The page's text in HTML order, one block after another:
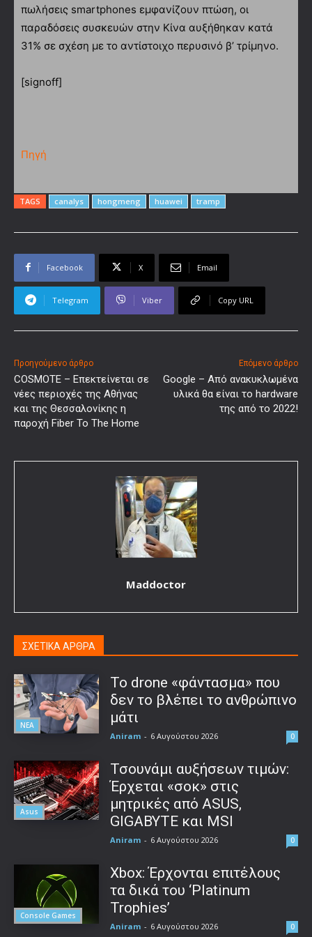
πωλήσεις smartphones εμφανίζουν πτώση, οι
παραδόσεις συσκευών στην Κίνα αυξήθηκαν κατά
31% σε σχέση με το αντίστοιχο περυσινό β’ τρίμηνο.
[signoff]
Πηγή
TAGS canalys hongmeng huawei tramp
Facebook X Email
Telegram Viber Copy URL
Προηγούμενο άρθρο
COSMOTE – Επεκτείνεται σε
νέες περιοχές της Αθήνας
και της Θεσσαλονίκης η
παροχή Fiber To The Home
Επόμενο άρθρο
Google – Από ανακυκλωμένα
υλικά θα είναι το hardware
της από το 2022!
Maddoctor
ΣΧΕΤΙΚΑ ΑΡΘΡΑ
ΝΕΑ
Το drone «φάντασμα» που
δεν το βλέπει το ανθρώπινο
μάτι
Aniram - 6 Αυγούστου 2026 0
Asus
Τσουνάμι αυξήσεων τιμών:
Έρχεται «σοκ» στις
μητρικές από ASUS,
GIGABYTE και MSI
Aniram - 6 Αυγούστου 2026 0
Console Games
Xbox: Έρχονται επιτέλους
τα δικά του ‘Platinum
Trophies’
Aniram - 6 Αυγούστου 2026 0